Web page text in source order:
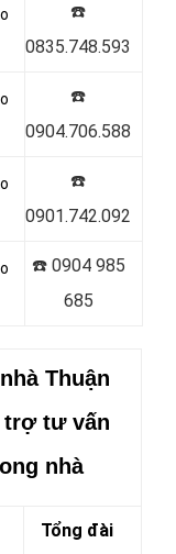
☎️
0835.748.593
☎️
0904.706.588
☎️
0901.742.092
☎️0904 985
685
Thuận
tư vấn
nhà
Tổng đài